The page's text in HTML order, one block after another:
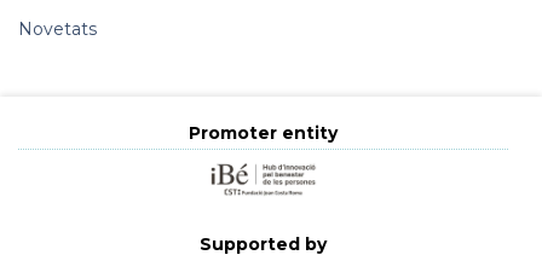
Novetats
Promoter entity
Supported by